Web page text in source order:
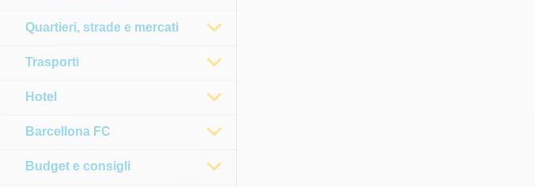
Quartieri, strade e mercati
Trasporti
Hotel
Barcellona FC
Budget e consigli